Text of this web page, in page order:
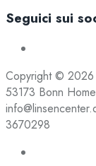
Seguici sui
Copyright © 2026
53173 Bonn
3670298